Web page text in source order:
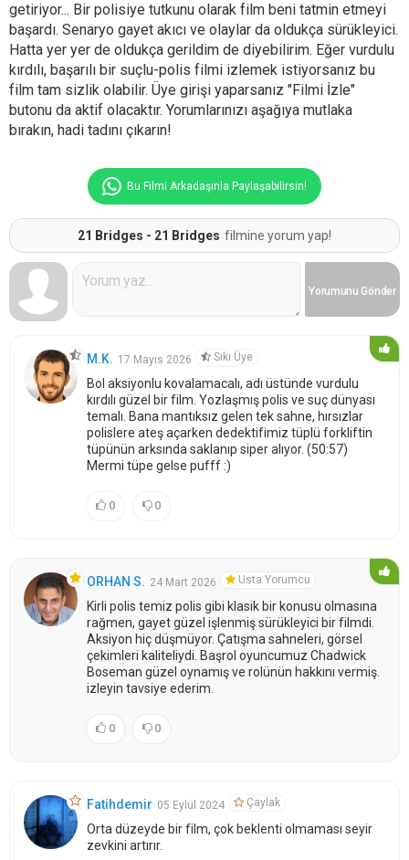
getiriyor... Bir polisiye tutkunu olarak film beni tatmin etmeyi
başardı. Senaryo gayet akıcı ve olaylar da oldukça sürükleyici.
Hatta yer yer de oldukça gerildim de diyebilirim. Eğer vurdulu
kırdılı, başarılı bir suçlu-polis filmi izlemek istiyorsanız bu
film tam sizlik olabilir. Üye girişi yaparsanız "Filmi İzle"
butonu da aktif olacaktır. Yorumlarınızı aşağıya mutlaka
bırakın, hadi tadını çıkarın!
Bu Filmi Arkadaşınla Paylaşabilirsin!
21 Bridges - 21 Bridges filmine yorum yap!
Yorumunu Gönder
M.K. 17 Mayıs 2026 Sıkı Üye
Bol aksiyonlu kovalamacalı, adı üstünde vurdulu
kırdılı güzel bir film. Yozlaşmış polis ve suç dünyası
temalı. Bana mantıksız gelen tek sahne, hırsızlar
polislere ateş açarken dedektifimiz tüplü forkliftin
tüpünün arksında saklanıp siper alıyor. (50:57)
Mermi tüpe gelse pufff :)
0 0
ORHAN S. 24 Mart 2026 Usta Yorumcu
Kirli polis temiz polis gibi klasik bir konusu olmasına
rağmen, gayet güzel işlenmiş sürükleyici bir filmdi.
Aksiyon hiç düşmüyor. Çatışma sahneleri, görsel
çekimleri kaliteliydi. Başrol oyuncumuz Chadwick
Boseman güzel oynamış ve rolünün hakkını vermiş.
izleyin tavsiye ederim.
0 0
Fatihdemir 05 Eylül 2024 Çaylak
Orta düzeyde bir film, çok beklenti olmaması seyir
zevkini artırır.